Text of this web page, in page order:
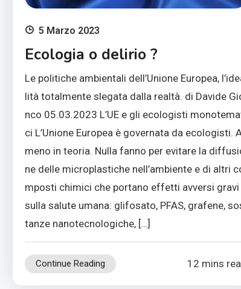
5 Marzo 2023
Ecologia o delirio ?
Le politiche ambientali dell’Unione Europea,
lità totalmente slegata dalla realtà. di Davide
nco 05.03.2023 L’UE e gli ecologisti
ci L’Unione Europea è governata da ecologisti.
meno in teoria. Nulla fanno per evitare la
ne delle microplastiche nell’ambiente e di altri
mposti chimici che portano effetti avversi gravi
sulla salute umana: glifosato, PFAS, grafene,
tanze nanotecnologiche, […]
Continue Reading 12 mins